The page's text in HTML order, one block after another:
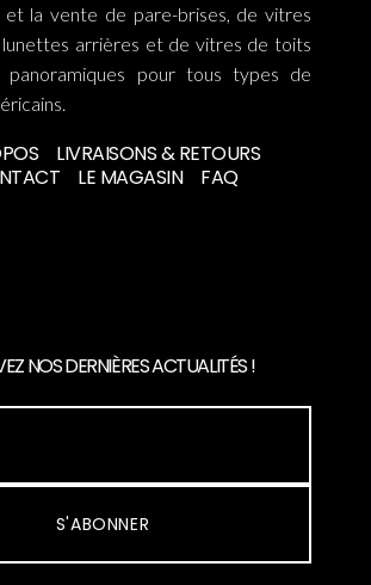
et la vente de pare-brises, de vitres
lunettes arrières et de vitres de toits
panoramiques pour tous types de
LIVRAISONS & RETOURS
LE MAGASIN FAQ
NOS DERNIÈRES ACTUALITÉS !
S'ABONNER